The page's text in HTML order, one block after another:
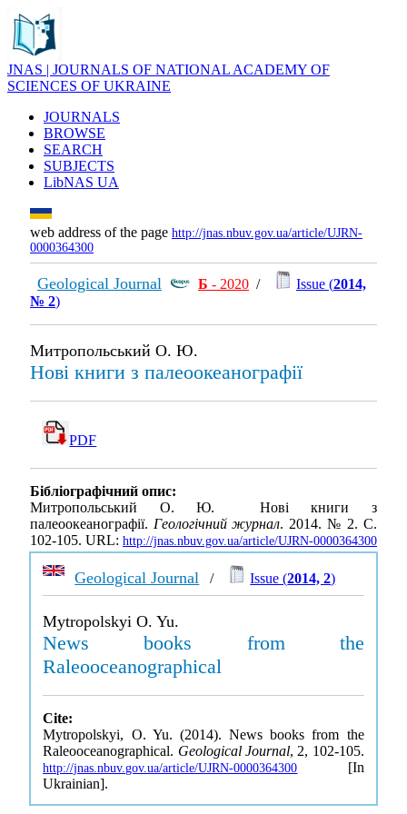
JNAS | JOURNALS OF NATIONAL ACADEMY OF
SCIENCES OF UKRAINE
JOURNALS
BROWSE
SEARCH
SUBJECTS
LibNAS UA
web address of the page http://jnas.nbuv.gov.ua/article/UJRN-
0000364300
Geological Journal Б - 2020 / Issue (2014,
№ 2)
Митропольський О. Ю.
Нові книги з палеоокеанографії
PDF
Бібліографічний опис:
Митропольський О. Ю. Нові книги з
палеоокеанографії. Геологічний журнал. 2014. № 2. С.
102-105. URL: http://jnas.nbuv.gov.ua/article/UJRN-0000364300
Geological Journal / Issue (2014, 2)
Mytropolskyi O. Yu.
News books from the
Raleooceanographical
Cite:
Mytropolskyi, O. Yu. (2014). News books from the
Raleooceanographical. Geological Journal, 2, 102-105.
http://jnas.nbuv.gov.ua/article/UJRN-0000364300 [In
Ukrainian].